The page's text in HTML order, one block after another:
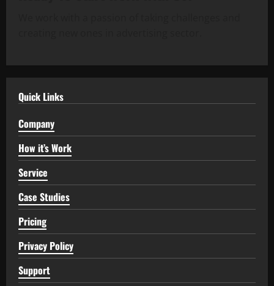
Quick Links
Company
How it’s Work
Service
Case Studies
Pricing
Privacy Policy
Support